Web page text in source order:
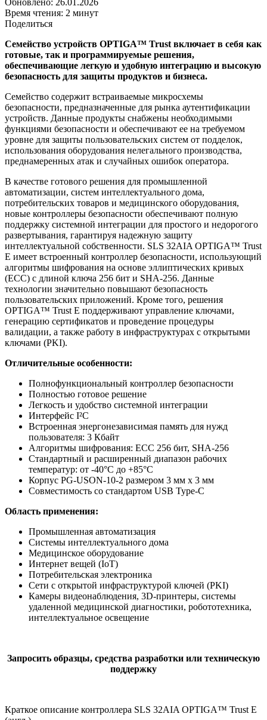
Время чтения: 2 минут
Поделиться
Семейство устройств OPTIGA™ Trust включает в себя как
готовые, так и программируемые решения,
обеспечивающие легкую и удобную интеграцию и высокую
безопасность для защиты продуктов и бизнеса.
Семейство содержит встраиваемые микросхемы
безопасности, предназначенные для рынка аутентификации
устройств. Данные продукты снабжены необходимыми
функциями безопасности и обеспечивают ее на требуемом
уровне для защиты пользовательских систем от подделок,
использования оборудования нелегального производства,
преднамеренных атак и случайных ошибок оператора.
В качестве готового решения для промышленной
автоматизации, систем интеллектуального дома,
потребительских товаров и медицинского оборудования,
новые контроллеры безопасности обеспечивают полную
поддержку системной интеграции для простого и недорогого
развертывания, гарантируя надежную защиту
интеллектуальной собственности. SLS 32AIA OPTIGA™ Trust
E имеет встроенный контроллер безопасности, использующий
алгоритмы шифрования на основе эллиптических кривых
(ECC) с длиной ключа 256 бит и SHA-256. Данные
технологии значительно повышают безопасность
пользовательских приложений. Кроме того, решения
OPTIGA™ Trust E поддерживают управление ключами,
генерацию сертификатов и проведение процедуры
валидации, а также работу в инфраструктурах с открытыми
ключами (PKI).
Отличительные особенности:
Полнофункциональный контроллер безопасности
Полностью готовое решение
Легкость и удобство системной интеграции
Интерфейс I²C
Встроенная энергонезависимая память для нужд
пользователя: 3 Кбайт
Алгоритмы шифрования: ECC 256 бит, SHA-256
Стандартный и расширенный диапазон рабочих
температур: от -40°C до +85°C
Корпус PG-USON-10-2 размером 3 мм x 3 мм
Совместимость со стандартом USB Type-C
Область применения:
Промышленная автоматизация
Системы интеллектуального дома
Медицинское оборудование
Интернет вещей (IoT)
Потребительская электроника
Сети с открытой инфраструктурой ключей (PKI)
Камеры видеонаблюдения, 3D-принтеры, системы
удаленной медицинской диагностики, робототехника,
интеллектуальное освещение
Запросить образцы, средства разработки или техническую
поддержку
Краткое описание контроллера SLS 32AIA OPTIGA™ Trust E